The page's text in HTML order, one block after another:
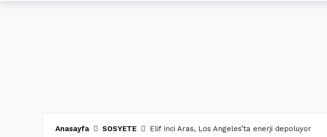
Anasayfa SOSYETE Elif İnci Aras, Los Angeles’ta enerji depoluyor